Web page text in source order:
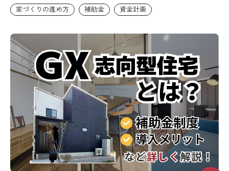
家づくりの進め方
補助金 資金計画